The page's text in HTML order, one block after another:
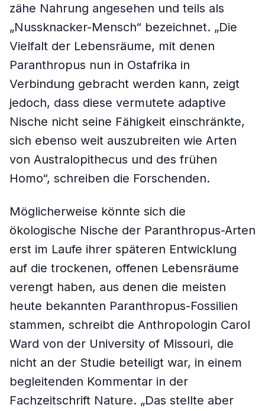
zähe Nahrung angesehen und teils als
„Nussknacker-Mensch“ bezeichnet. „Die
Vielfalt der Lebensräume, mit denen
Paranthropus nun in Ostafrika in
Verbindung gebracht werden kann, zeigt
jedoch, dass diese vermutete adaptive
Nische nicht seine Fähigkeit einschränkte,
sich ebenso weit auszubreiten wie Arten
von Australopithecus und des frühen
Homo“, schreiben die Forschenden.
Möglicherweise könnte sich die
ökologische Nische der Paranthropus-Arten
erst im Laufe ihrer späteren Entwicklung
auf die trockenen, offenen Lebensräume
verengt haben, aus denen die meisten
heute bekannten Paranthropus-Fossilien
stammen, schreibt die Anthropologin Carol
Ward von der University of Missouri, die
nicht an der Studie beteiligt war, in einem
begleitenden Kommentar in der
Fachzeitschrift Nature. „Das stellte aber